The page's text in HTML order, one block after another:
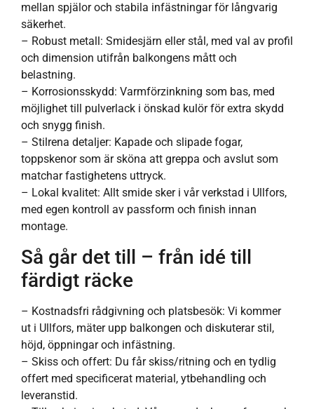
mellan spjälor och stabila infästningar för långvarig
säkerhet.
– Robust metall: Smidesjärn eller stål, med val av profil
och dimension utifrån balkongens mått och
belastning.
– Korrosionsskydd: Varmförzinkning som bas, med
möjlighet till pulverlack i önskad kulör för extra skydd
och snygg finish.
– Stilrena detaljer: Kapade och slipade fogar,
toppskenor som är sköna att greppa och avslut som
matchar fastighetens uttryck.
– Lokal kvalitet: Allt smide sker i vår verkstad i Ullfors,
med egen kontroll av passform och finish innan
montage.
Så går det till – från idé till
färdigt räcke
– Kostnadsfri rådgivning och platsbesök: Vi kommer
ut i Ullfors, mäter upp balkongen och diskuterar stil,
höjd, öppningar och infästning.
– Skiss och offert: Du får skiss/ritning och en tydlig
offert med specificerat material, ytbehandling och
leveranstid.